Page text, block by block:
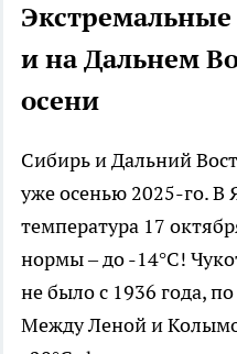
и на Дальнем
осени
Сибирь и Дальний
уже осенью 2025-го. В
температура 17
нормы – до -14°C!
не было с 1936 года,
Между Леной и